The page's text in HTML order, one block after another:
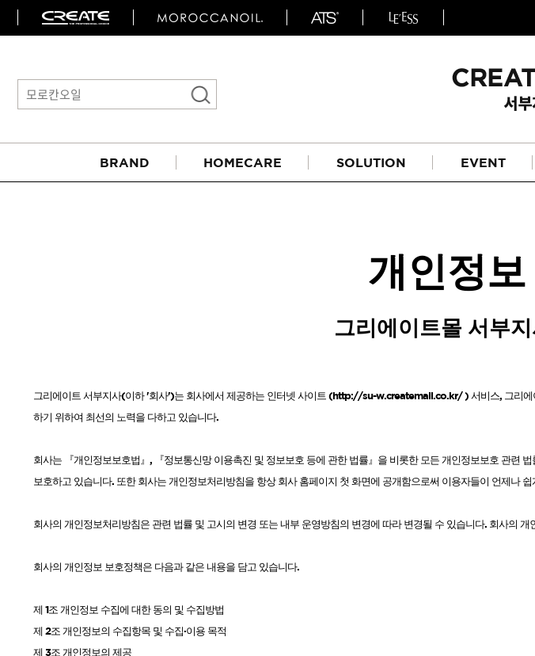
BRAND HOMECARE SOLUTION EVENT
펌기
헤어 리페어
스무
스타
컬러
개인정
그리에이트몰 서부
그리에이트 서부지사(이하'회사')는 회사에서 제공하는 인터넷 사이트 (http://su-w.createmall.co.kr/)서비스, 그리
하기 위하여 최선의 노력을 다하고 있습니다.
회사는 『개인정보보호법』 , 『정보통신망 이용촉진 및 정보보호 등에 관한 법률』을 비롯한 모든 개인정보보호 관련
보호하고 있습니다. 또한 회사는 개인정보처리방침을 항상 회사 홈페이지 첫 화면에 공개함으로써 이용자들이 언제나
회사의 개인정보처리방침은 관련 법률 및 고시의 변경 또는 내부 운영방침의 변경에 따라 변경될 수 있습니다. 회사의 개
회사의 개인정보 보호정책은 다음과 같은 내용을 담고 있습니다.
제 1조 개인정보 수집에 대한 동의 및 수집방법
제 2조 개인정보의 수집항목 및 수집·이용 목적
제 3조 개인정보의 제공